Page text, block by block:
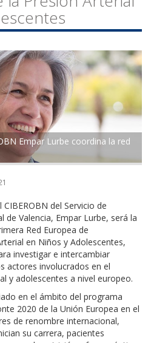
Empar Lurbe coordina la red
del Servicio de
de Valencia, Empar Lurbe, será la
Red Europea de
en Niños y Adolescentes,
investigar e intercambiar
actores involucrados en el
y adolescentes a nivel europeo.
en el ámbito del programa
2020 de la Unión Europea en el
de renombre internacional,
su carrera, pacientes